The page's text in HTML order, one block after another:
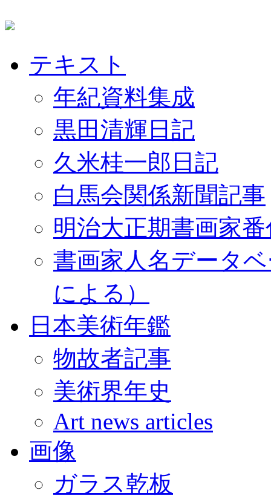
テキスト
年紀資料集成
黒田清輝日記
久米桂一郎日記
白馬会関係新聞記事
明治大正期書画家
書画家人名データ
による）
日本美術年鑑
物故者記事
美術界年史
Art news articles
画像
ガラス乾板